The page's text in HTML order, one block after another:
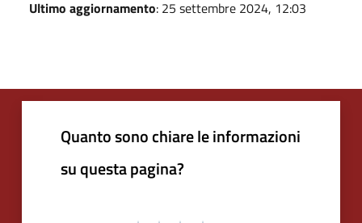
Ultimo aggiornamento: 25 settembre 2024, 12:03
Quanto sono chiare le informazioni
su questa pagina?